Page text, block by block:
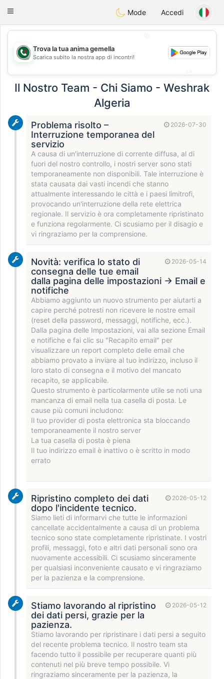
Weshrak
Toggle
Mode Accedi
💖
💕
Trova la tua anima gemella
Scarica subito la nostra app di incontri!
Il Nostro Team - Chi Siamo - Weshrak
Algeria
2026-07-30
Problema risolto –
Interruzione temporanea del
servizio
A causa di un'interruzione di corrente diffusa, al di
fuori del nostro controllo, i nostri server sono stati
temporaneamente non disponibili. Tale interruzione è
stata causata dai vasti incendi che stanno
attualmente interessando le città e i paesi limitrofi,
provocando un'interruzione della rete elettrica
regionale. Il servizio è ora completamente ripristinato
e funziona regolarmente. Ci scusiamo per il disagio e
vi ringraziamo per la comprensione.
2026-05-14
Novità: verifica lo stato di
consegna delle tue email
dalla pagina delle impostazioni → Email e
notifiche
Abbiamo aggiunto un nuovo strumento per aiutarti a
capire perché potresti non ricevere le nostre email
(reset della password, messaggi, notifiche, ecc.).
Dalla pagina delle Impostazioni, vai alla sezione Email
e notifiche e fai clic su "Recapito email" per
visualizzare un report completo delle email che
abbiamo provato a inviare al tuo indirizzo, incluso il
loro stato di consegna e il motivo del mancato
recapito, se applicabile.
Questo strumento è particolarmente utile se noti una
mancanza di email nella tua casella di posta. Le
cause più comuni includono:
Il tuo provider di posta elettronica sta bloccando
temporaneamente il nostro server
La tua casella di posta è piena
Il tuo indirizzo email è inattivo o è scritto in modo
errato
2026-05-12
Ripristino completo dei dati
dopo l'incidente tecnico.
Siamo lieti di informarvi che tutte le informazioni
cancellate accidentalmente a causa di un problema
tecnico sono state completamente ripristinate. I vostri
profili, messaggi, foto e altri dati personali sono ora
nuovamente accessibili. Ci scusiamo sinceramente
per qualsiasi inconveniente causato e vi ringraziamo
per la pazienza e la comprensione.
2026-05-12
Stiamo lavorando al ripristino
dei dati persi, grazie per la
pazienza.
Stiamo lavorando per ripristinare i dati persi a seguito
del recente problema tecnico. Il nostro team sta
facendo tutto il possibile per recuperare quanti più
contenuti nel più breve tempo possibile. Vi
ringraziamo sinceramente per la pazienza, la